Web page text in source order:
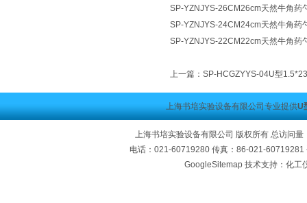
SP-YZNJYS-26CM26cm天然牛角药
SP-YZNJYS-24CM24cm天然牛角药
SP-YZNJYS-22CM22cm天然牛角药
上一篇： SP-HCGZYYS-04U型
上海书培实验设备有限公司专业提供U
上海书培实验设备有限公司 版权所有 总访问量
电话：021-60719280 传真：86-021-
GoogleSitemap技术支持：化工